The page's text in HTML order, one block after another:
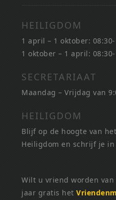
HEILIGDOM
1 april – 1 oktober:
1 oktober – 1 april:
SECRETARIAAT
Maandag – Vrijdag van
HEILIGDOM
Blijf op de hoogte van
Heiligdom en schrijf je in
Wilt u vriend worden van
jaar gratis het